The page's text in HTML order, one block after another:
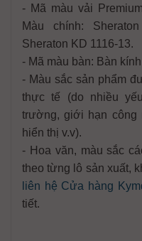
- Mã màu vải
Màu chính:
Sheraton KD 1116-13.
- Mã màu bàn: Bàn
- Màu sắc sản phẩm
thực tế (do nhiều
trường, giới hạn công
hiển thị v.v).
- Hoa văn, màu sắc
theo từng lô sản xuất,
liên hệ Cửa hàng
tiết.